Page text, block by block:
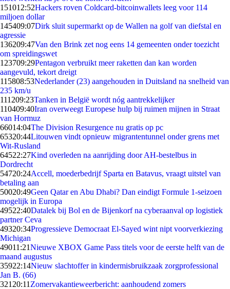
151012:52Hackers roven Coldcard-bitcoinwallets leeg voor 114
miljoen dollar
145409:07Dirk sluit supermarkt op de Wallen na golf van diefstal en
agressie
136209:47Van den Brink zet nog eens 14 gemeenten onder toezicht
om spreidingswet
123709:29Pentagon verbruikt meer raketten dan kan worden
aangevuld, tekort dreigt
115808:53Nederlander (23) aangehouden in Duitsland na snelheid van
235 km/u
111209:23Tanken in België wordt nóg aantrekkelijker
110409:40Iran overweegt Europese hulp bij ruimen mijnen in Straat
van Hormuz
66014:04The Division Resurgence nu gratis op pc
65320:44Litouwen vindt opnieuw migrantentunnel onder grens met
Wit-Rusland
64522:27Kind overleden na aanrijding door AH-bestelbus in
Dordrecht
54720:24Accell, moederbedrijf Sparta en Batavus, vraagt uitstel van
betaling aan
50020:49Geen Qatar en Abu Dhabi? Dan eindigt Formule 1-seizoen
mogelijk in Europa
49522:40Datalek bij Bol en de Bijenkorf na cyberaanval op logistiek
partner Ceva
49320:34Progressieve Democraat El-Sayed wint nipt voorverkiezing
Michigan
49011:21Nieuwe XBOX Game Pass titels voor de eerste helft van de
maand augustus
35922:14Nieuw slachtoffer in kindermisbruikzaak zorgprofessional
Jan B. (66)
321 20:11 Zomervakantieweerbericht: aanhoudend zomers